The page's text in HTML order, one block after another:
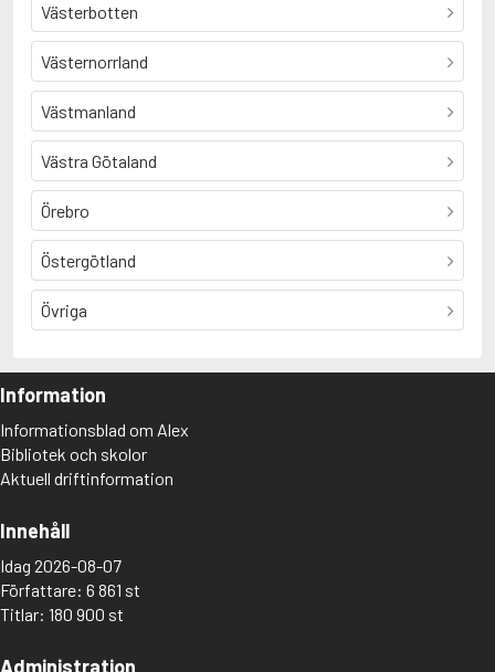
Västerbotten
Västernorrland
Västmanland
Västra Götaland
Örebro
Östergötland
Övriga
Information
Informationsblad om Alex
Bibliotek och skolor
Aktuell driftinformation
Innehåll
Idag 2026-08-07
Författare: 6 861 st
Titlar: 180 900 st
Administration